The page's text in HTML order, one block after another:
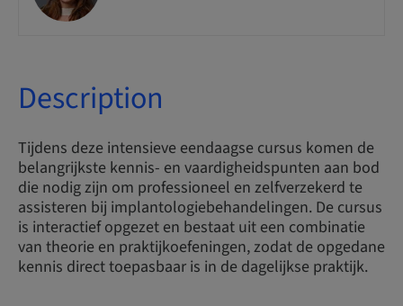
Description
Tijdens deze intensieve eendaagse cursus komen de
belangrijkste kennis- en vaardigheidspunten aan bod
die nodig zijn om professioneel en zelfverzekerd te
assisteren bij implantologiebehandelingen. De cursus
is interactief opgezet en bestaat uit een combinatie
van theorie en praktijkoefeningen, zodat de opgedane
kennis direct toepasbaar is in de dagelijkse praktijk.